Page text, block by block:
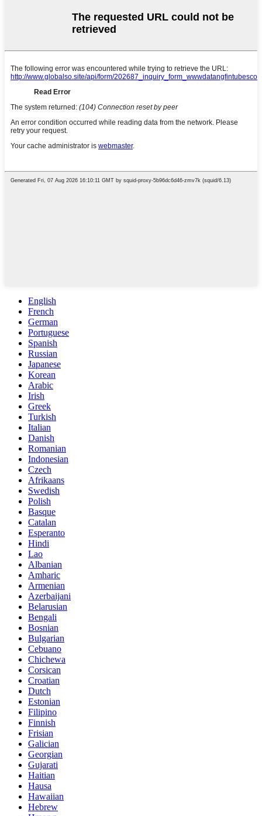
English
French
German
Portuguese
Spanish
Russian
Japanese
Korean
Arabic
Irish
Greek
Turkish
Italian
Danish
Romanian
Indonesian
Czech
Afrikaans
Swedish
Polish
Basque
Catalan
Esperanto
Hindi
Lao
Albanian
Amharic
Armenian
Azerbaijani
Belarusian
Bengali
Bosnian
Bulgarian
Cebuano
Chichewa
Corsican
Croatian
Dutch
Estonian
Filipino
Finnish
Frisian
Galician
Georgian
Gujarati
Haitian
Hausa
Hawaiian
Hebrew